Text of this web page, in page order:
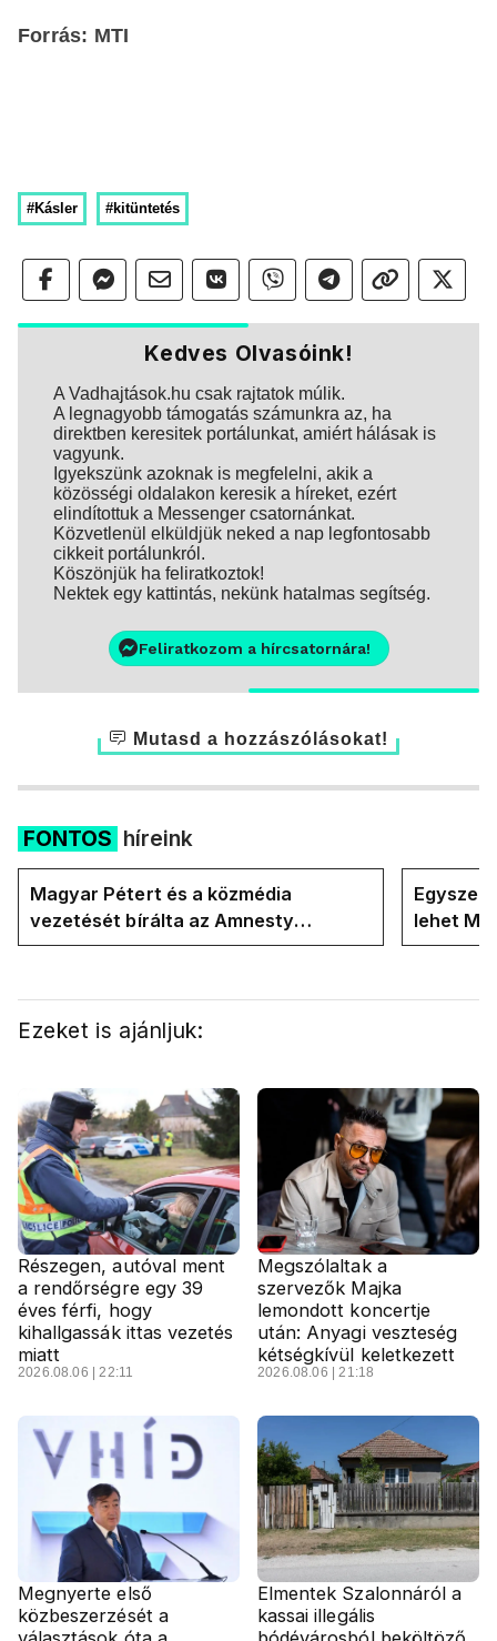
Forrás: MTI
#Kásler #kitüntetés
Kedves Olvasóink!
A Vadhajtások.hu csak rajtatok múlik.
A legnagyobb támogatás számunkra az, ha
direktben keresitek portálunkat, amiért hálásak is
vagyunk.
Igyekszünk azoknak is megfelelni, akik a
közösségi oldalakon keresik a híreket, ezért
elindítottuk a Messenger csatornánkat.
Közvetlenül elküldjük neked a nap legfontosabb
cikkeit portálunkról.
Köszönjük ha feliratkoztok!
Nektek egy kattintás, nekünk hatalmas segítség.
Feliratkozom a hírcsatornára!
Mutasd a hozzászólásokat!
FONTOS híreink
Magyar Pétert és a közmédia
vezetését bírálta az Amnesty
International a Klubrádióban
lehet
Ezeket is ajánljuk:
Részegen, autóval ment
a rendőrségre egy 39
éves férfi, hogy
kihallgassák ittas vezetés
miatt
2026.08.06 | 22:11
Megszólaltak a
szervezők Majka
lemondott koncertje
után: Anyagi veszteség
kétségkívül keletkezett
2026.08.06 | 21:18
Megnyerte első
közbeszerzését a
Elmentek Szalonnáról a
kassai illegális